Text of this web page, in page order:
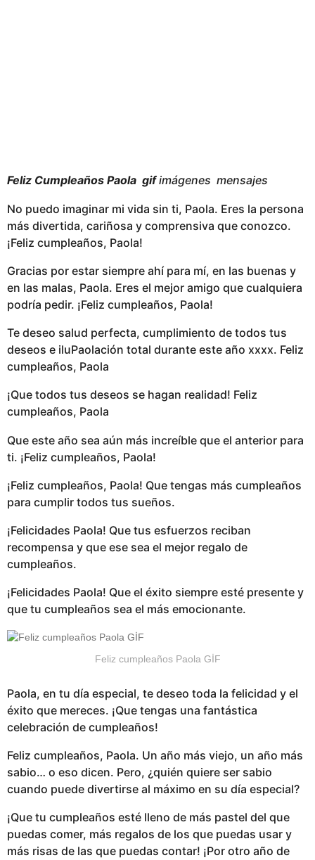
Feliz Cumpleaños Paola gifimágenes mensajes
No puedo imaginar mi vida sin ti, Paola. Eres la persona
más divertida, cariñosa y comprensiva que conozco.
¡Feliz cumpleaños, Paola!
Gracias por estar siempre ahí para mí, en las buenas y
en las malas, Paola. Eres el mejor amigo que cualquiera
podría pedir. ¡Feliz cumpleaños, Paola!
Te deseo salud perfecta, cumplimiento de todos tus
deseos e iluPaolación total durante este año xxxx. Feliz
cumpleaños, Paola
¡Que todos tus deseos se hagan realidad! Feliz
cumpleaños, Paola
Que este año sea aún más increíble que el anterior para
ti. ¡Feliz cumpleaños, Paola!
¡Feliz cumpleaños, Paola! Que tengas más cumpleaños
para cumplir todos tus sueños.
¡Felicidades Paola! Que tus esfuerzos reciban
recompensa y que ese sea el mejor regalo de
cumpleaños.
¡Felicidades Paola! Que el éxito siempre esté presente y
que tu cumpleaños sea el más emocionante.
Feliz cumpleaños Paola GİF
Paola, en tu día especial, te deseo toda la felicidad y el
éxito que mereces. ¡Que tengas una fantástica
celebración de cumpleaños!
Feliz cumpleaños, Paola. Un año más viejo, un año más
sabio… o eso dicen. Pero, ¿quién quiere ser sabio
cuando puede divertirse al máximo en su día especial?
¡Que tu cumpleaños esté lleno de más pastel del que
puedas comer, más regalos de los que puedas usar y
más risas de las que puedas contar! ¡Por otro año de